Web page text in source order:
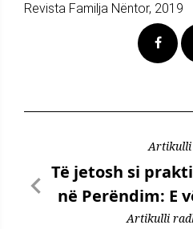
Revista Familja Nëntor, 2019
Artikulli
Të jetosh si
në Perëndim: E
Artikulli